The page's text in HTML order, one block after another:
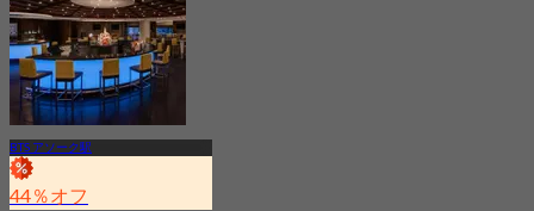
BTS アソーク駅
44％オフ